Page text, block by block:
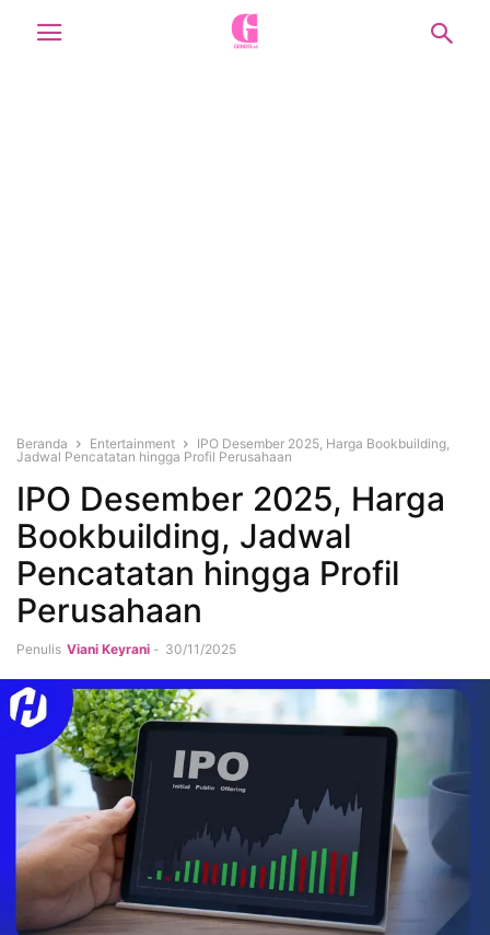
Beranda Entertainment
IPO Desember 2025, Harga Bookbuilding,
Jadwal Pencatatan hingga Profil Perusahaan
IPO Desember 2025, Harga
Bookbuilding, Jadwal
Pencatatan hingga Profil
Perusahaan
Penulis Viani Keyrani - 30/11/2025